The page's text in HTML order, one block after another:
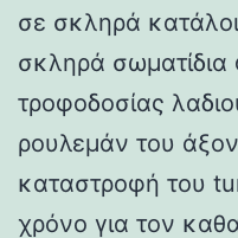
σε σκληρά
σκληρά σωματίδια
τροφοδοσίας
ρουλεμάν του
καταστροφή του
χρόνο για τον